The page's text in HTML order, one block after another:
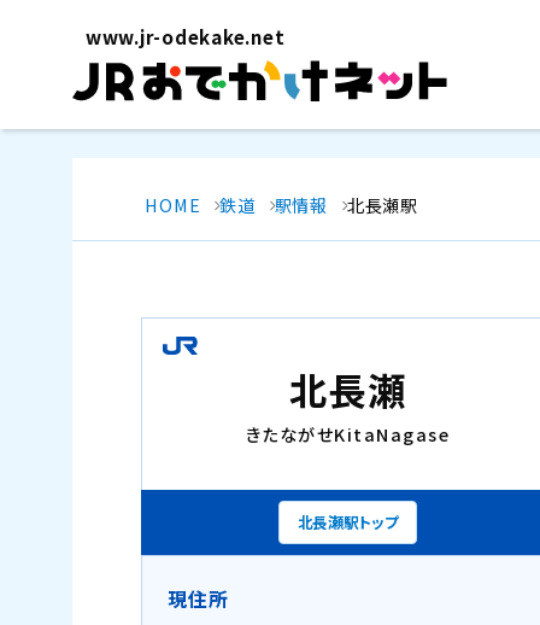
www.jr-odekake.net
HOME 鉄道 駅情報 北長瀬駅
北長瀬
きたながせKitaNagase
北長瀬駅トップ
現住所